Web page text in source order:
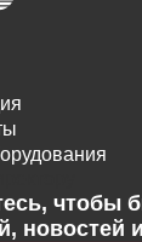
чтобы
новостей